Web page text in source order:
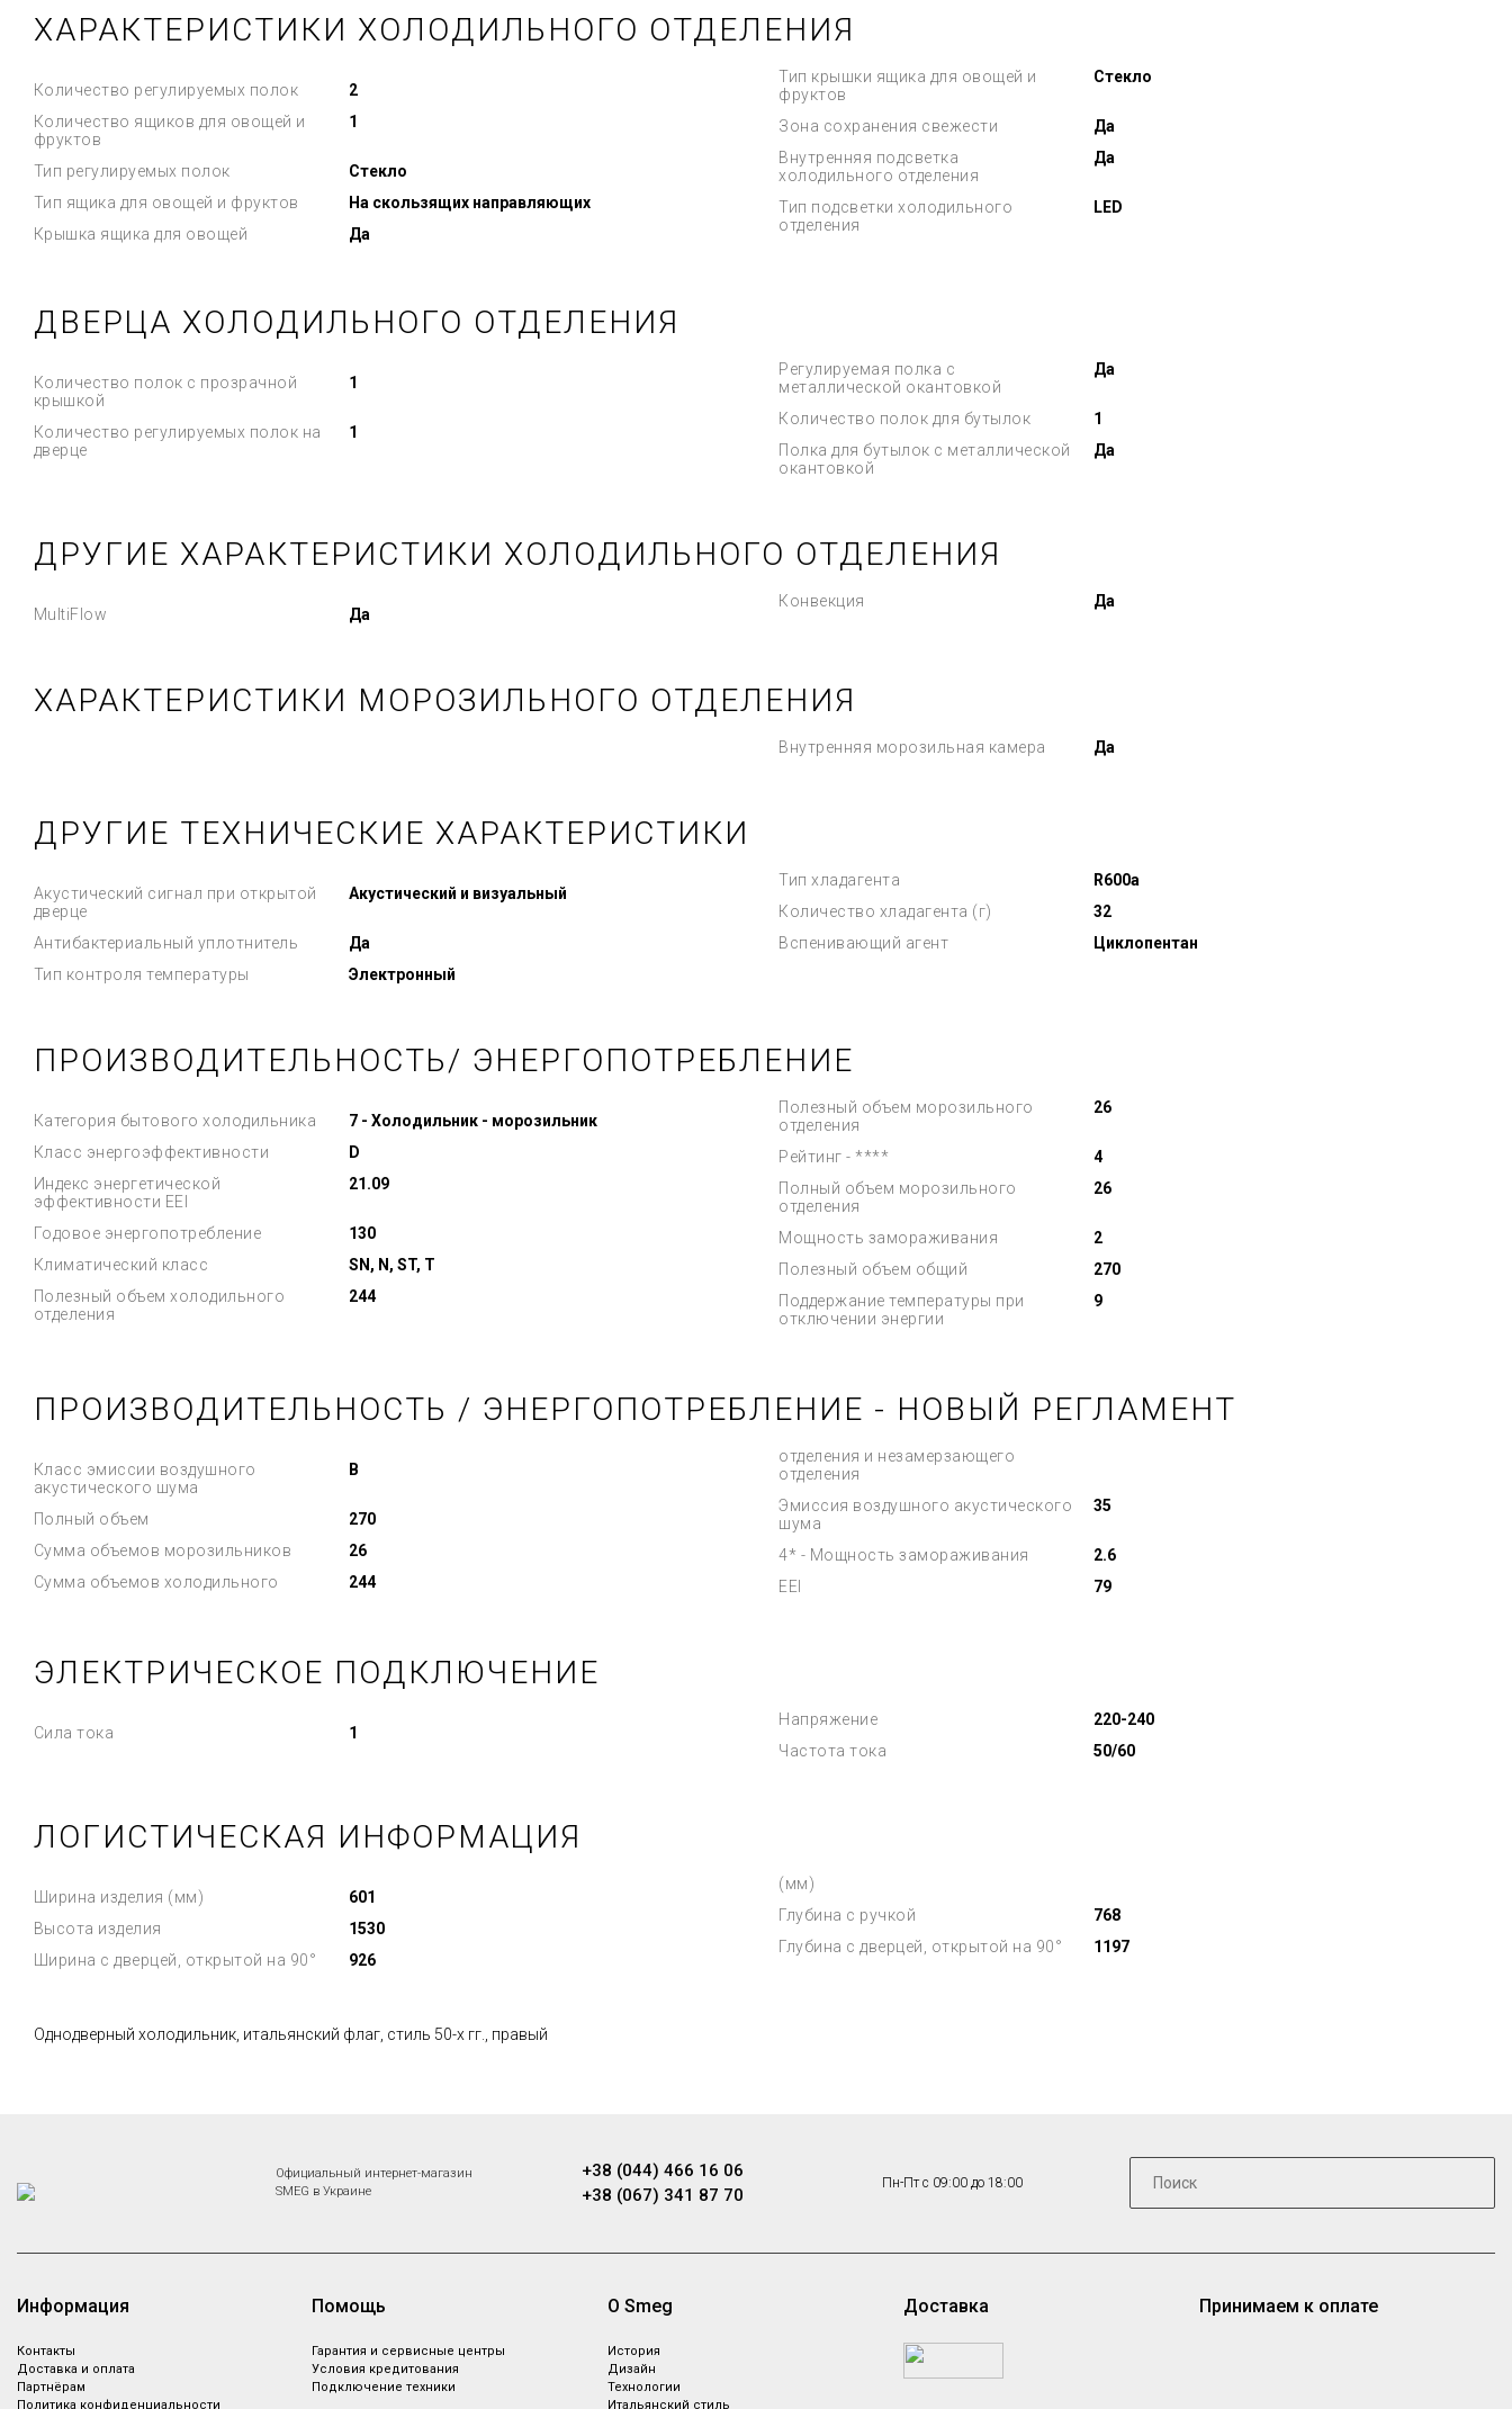
ХАРАКТЕРИСТИКИ ХОЛОДИЛЬНОГО ОТДЕЛЕНИЯ
Количество регулируемых полок
2
Количество ящиков для овощей и
фруктов
1
Тип регулируемых полок
Стекло
Тип ящика для овощей и фруктов
На скользящих направляющих
Крышка ящика для овощей
Да
Тип крышки ящика для овощей и
фруктов
Стекло
Зона сохранения свежести
Да
Внутренняя подсветка
холодильного отделения
Да
Тип подсветки холодильного
отделения
LED
ДВЕРЦА ХОЛОДИЛЬНОГО ОТДЕЛЕНИЯ
Количество полок с прозрачной
крышкой
1
Количество регулируемых полок на
дверце
1
Регулируемая полка с
металлической окантовкой
Да
Количество полок для бутылок
1
Полка для бутылок с металлической
окантовкой
Да
ДРУГИЕ ХАРАКТЕРИСТИКИ ХОЛОДИЛЬНОГО ОТДЕЛЕНИЯ
MultiFlow Да
Конвекция Да
ХАРАКТЕРИСТИКИ МОРОЗИЛЬНОГО ОТДЕЛЕНИЯ
Внутренняя морозильная камера Да
ДРУГИЕ ТЕХНИЧЕСКИЕ ХАРАКТЕРИСТИКИ
Акустический сигнал при открытой
дверце
Акустический и визуальный
Антибактериальный уплотнитель
Да
Тип контроля температуры
Электронный
Тип хладагента
R600a
Количество хладагента (г)
32
Вспенивающий агент
Циклопентан
ПРОИЗВОДИТЕЛЬНОСТЬ/ ЭНЕРГОПОТРЕБЛЕНИЕ
Категория бытового холодильника
7 - Холодильник - морозильник
Класс энергоэффективности
D
Индекс энергетической
эффективности EEI
21.09
Годовое энергопотребление
130
Климатический класс
SN, N, ST, T
Полезный объем холодильного
отделения
244
Полезный объем морозильного
отделения
26
Рейтинг - ****
4
Полный объем морозильного
отделения
26
Мощность замораживания
2
Полезный объем общий
270
Поддержание температуры при
отключении энергии
9
ПРОИЗВОДИТЕЛЬНОСТЬ / ЭНЕРГОПОТРЕБЛЕНИЕ - НОВЫЙ РЕГЛАМЕНТ
Класс эмиссии воздушного
акустического шума
B
Полный объем
270
Сумма объемов морозильников
26
Сумма объемов холодильного
отделения и незамерзающего
отделения
244
Эмиссия воздушного акустического
шума
35
4* - Мощность замораживания
2.6
EEI
79
ЭЛЕКТРИЧЕСКОЕ ПОДКЛЮЧЕНИЕ
Сила тока 1
Напряжение
220-240
Частота тока
50/60
ЛОГИСТИЧЕСКАЯ ИНФОРМАЦИЯ
Ширина изделия (мм)
601
Высота изделия
1530
Ширина с дверцей, открытой на 90°
(мм)
926
Глубина с ручкой
768
Глубина с дверцей, открытой на 90°
1197
Однодверный холодильник, итальянский флаг, стиль 50-х гг., правый
Официальный интернет-магазин
SMEG в Украине
+38 (044) 466 16 06
+38 (067) 341 87 70
Пн-Пт с 09:00 до 18:00
Информация
Контакты
Доставка и оплата
Партнёрам
Политика конфиденциальности
Помощь
Гарантия и сервисные центры
Условия кредитования
Подключение техники
О Smeg
История
Дизайн
Технологии
Итальянский стиль
Доставка Принимаем к оплате